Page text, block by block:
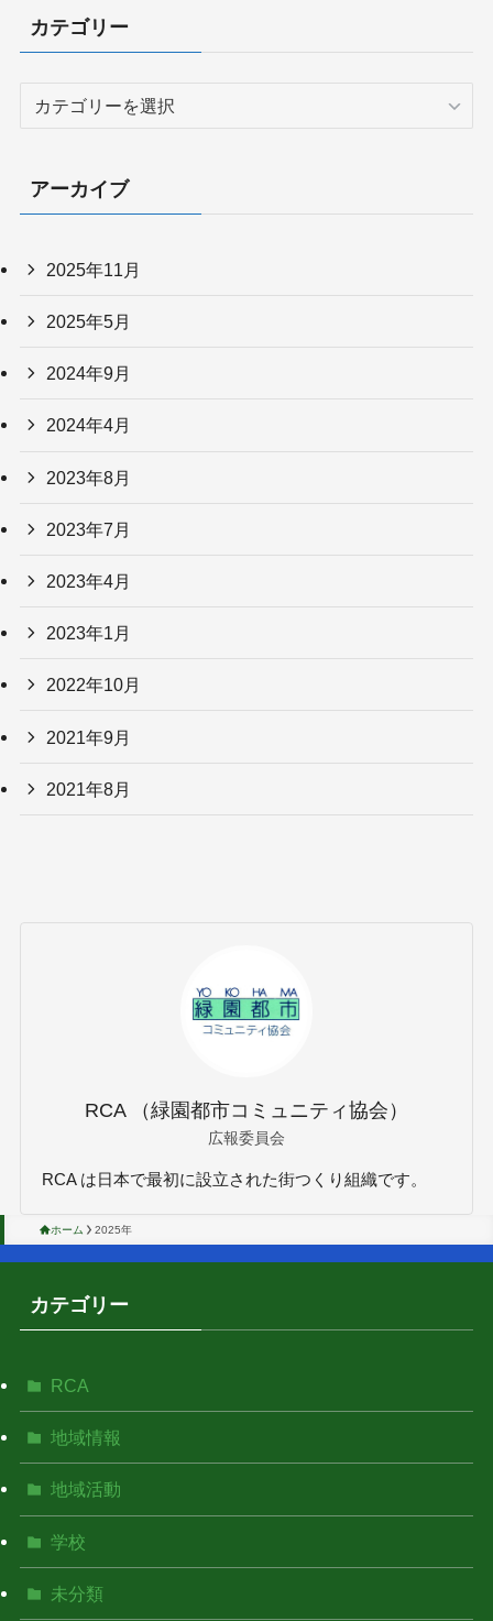
カテゴリー
リ
ー
アーカイブ
2025年11月
2025年5月
2024年9月
2024年4月
2023年8月
2023年7月
2023年4月
2023年1月
2022年10月
2021年9月
2021年8月
RCA （緑園都市コミュニティ協会）
広報委員会
RCA は日本で最初に設立された街つくり組織です。
ホーム 2025年
カテゴリー
RCA
地域情報
地域活動
学校
未分類